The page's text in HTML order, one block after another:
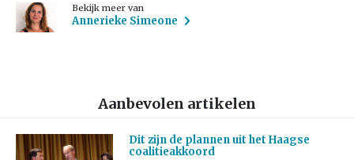
Bekijk meer van
Annerieke Simeone
Aanbevolen artikelen
Dit zijn de plannen uit het Haagse
coalitieakkoord